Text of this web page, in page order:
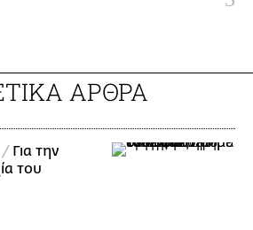
ΑΡΘΡΑ
/ Για την
του